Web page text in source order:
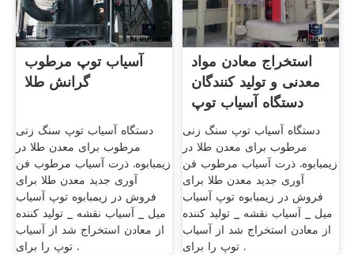
آسیاب توپ مرطوب
گرانش طلا
دستگاه آسیاب توپ سنگ زنی
مرطوب برای معدن طلا در
زیمبابوه. ذرت آسیاب مرطوب فن
آوری جدید معدن طلا برای
فروش در زیمبابوه توپ آسیاب
میل _ آسیاب نقشه _ تولید کننده
از معادن استخراج شد از آسیاب
توپ را برای .
استخراج معادن مواد
معدنی و تولید کنندگان
دستگاه آسیاب توپ
دستگاه آسیاب توپ سنگ زنی
مرطوب برای معدن طلا در
زیمبابوه. ذرت آسیاب مرطوب فن
آوری جدید معدن طلا برای
فروش در زیمبابوه توپ آسیاب
میل _ آسیاب نقشه _ تولید کننده
از معادن استخراج شد از آسیاب
توپ را برای .